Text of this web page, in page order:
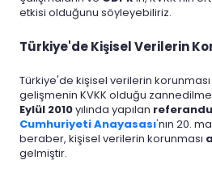
etkisi olduğunu söyleyebiliriz.
Türkiye'de Kişisel Verilerin
Türkiye'de kişisel verilerin
gelişmenin KVKK olduğu
Eylül 2010yılında yapılan
Cumhuriyeti Anayasası'nın 20.
beraber, kişisel verilerin korunması
gelmiştir.